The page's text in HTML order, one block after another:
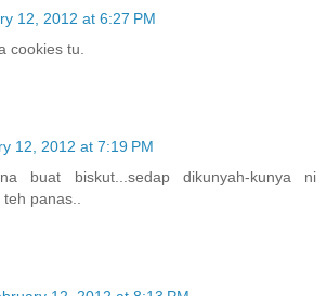
12, 2012 at 6:27 PM
cookies tu.
12, 2012 at 7:19 PM
buat biskut...sedap dikunyah-kunya ni
panas..